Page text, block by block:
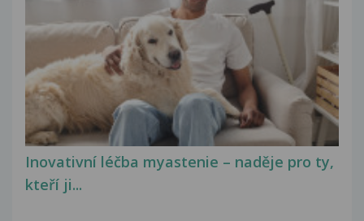
Inovativní léčba myastenie – naděje pro ty,
kteří ji...